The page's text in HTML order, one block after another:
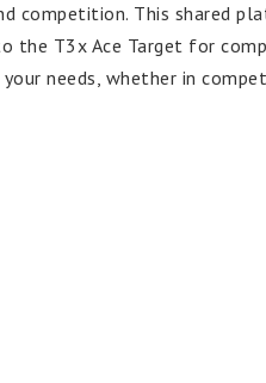
competition. This shared
the T3x Ace Target for
needs, whether in